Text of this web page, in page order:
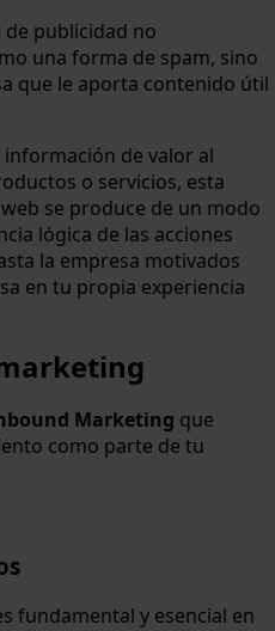
publicidad no
una forma de spam, sino
que le aporta contenido útil
de valor al
o servicios, esta
se produce de un modo
lógica de las acciones
la empresa motivados
en tu propia experiencia
Marketing que
como parte de tu
fundamental y esencial en